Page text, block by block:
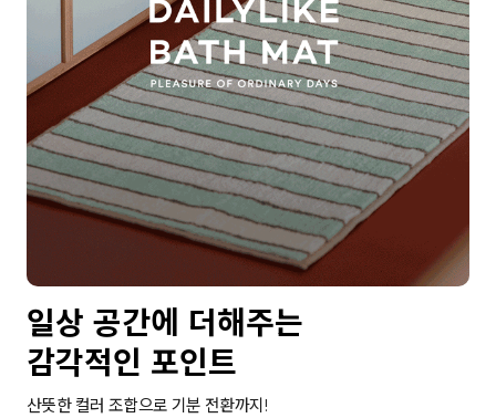
일상 공간에 더해주는
감각적인 포인트
산뜻한 컬러 조합으로 기분 전환까지!